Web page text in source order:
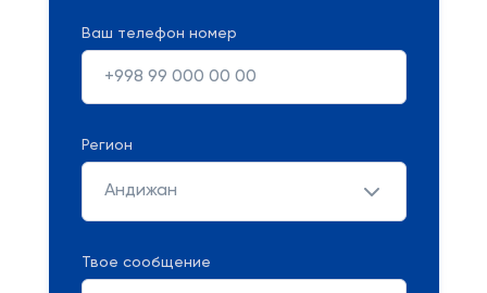
Ваш телефон номер
Регион
Андижан
Твое сообщение